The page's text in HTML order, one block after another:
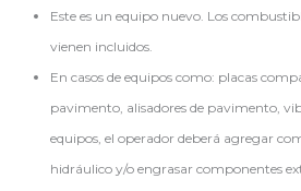
Este es un equipo nuevo. Los
vienen incluidos.
En casos de equipos como: placas
pavimento, alisadores de pavimento,
equipos, el operador deberá agregar
hidráulico y/o engrasar componentes